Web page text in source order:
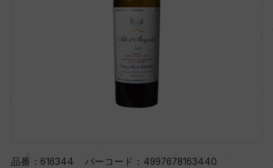
品番： 616344 バーコード： 4997678163440